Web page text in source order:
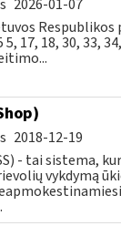
2026-01-07
Respublikos
17, 18, 30, 33,
2018-12-19
- tai sistema,
vykdymą